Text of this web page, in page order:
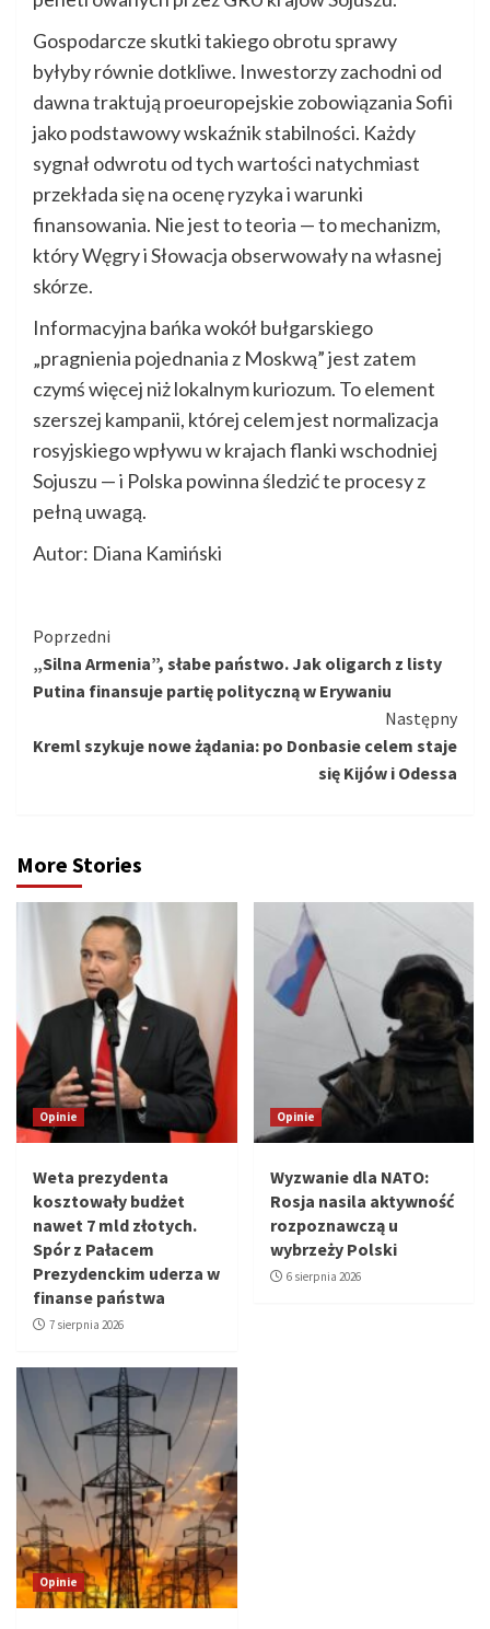
Gospodarcze skutki takiego obrotu sprawy
byłyby równie dotkliwe. Inwestorzy zachodni od
dawna traktują proeuropejskie zobowiązania Sofii
jako podstawowy wskaźnik stabilności. Każdy
sygnał odwrotu od tych wartości natychmiast
przekłada się na ocenę ryzyka i warunki
finansowania. Nie jest to teoria — to mechanizm,
który Węgry i Słowacja obserwowały na własnej
skórze.
Informacyjna bańka wokół bułgarskiego
„pragnienia pojednania z Moskwą” jest zatem
czymś więcej niż lokalnym kuriozum. To element
szerszej kampanii, której celem jest normalizacja
rosyjskiego wpływu w krajach flanki wschodniej
Sojuszu — i Polska powinna śledzić te procesy z
pełną uwagą.
Autor: Diana Kamiński
Kontynuuj
czytanie
Poprzedni
„Silna Armenia”, słabe państwo. Jak oligarch z listy
Putina finansuje partię polityczną w Erywaniu
Następny
Kreml szykuje nowe żądania: po Donbasie celem staje
się Kijów i Odessa
More Stories
Opinie
Weta prezydenta
kosztowały budżet
nawet 7 mld złotych.
Spór z Pałacem
Prezydenckim uderza w
finanse państwa
7 sierpnia 2026
Opinie
Wyzwanie dla NATO:
Rosja nasila aktywność
rozpoznawczą u
wybrzeży Polski
6 sierpnia 2026
Opinie